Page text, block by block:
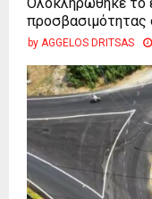
προσβασιμότητας
by AGGELOS DRITSAS